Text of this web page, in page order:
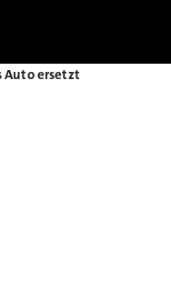
Auto ersetzt